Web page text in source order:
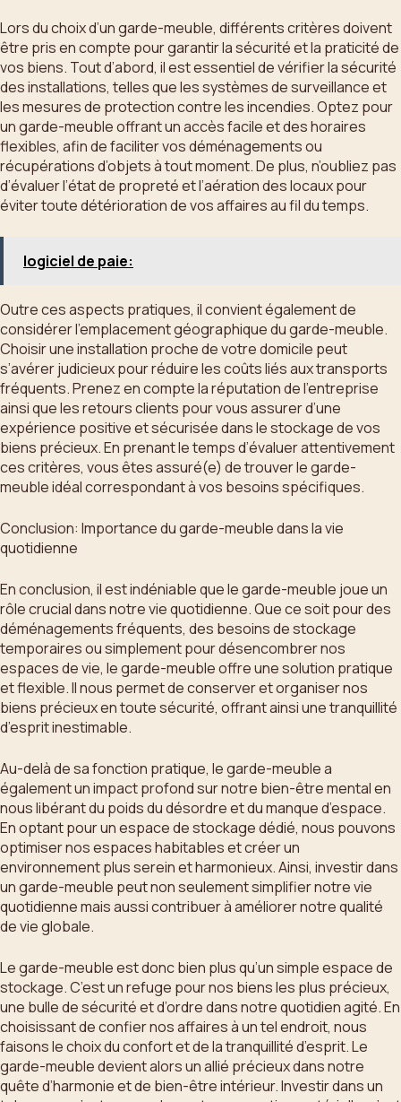
Lors du choix d’un garde-meuble, différents critères doivent
être pris en compte pour garantir la sécurité et la praticité de
vos biens. Tout d’abord, il est essentiel de vérifier la sécurité
des installations, telles que les systèmes de surveillance et
les mesures de protection contre les incendies. Optez pour
un garde-meuble offrant un accès facile et des horaires
flexibles, afin de faciliter vos déménagements ou
récupérations d’objets à tout moment. De plus, n’oubliez pas
d’évaluer l’état de propreté et l’aération des locaux pour
éviter toute détérioration de vos affaires au fil du temps.
logiciel de paie:
Outre ces aspects pratiques, il convient également de
considérer l’emplacement géographique du garde-meuble.
Choisir une installation proche de votre domicile peut
s’avérer judicieux pour réduire les coûts liés aux transports
fréquents. Prenez en compte la réputation de l’entreprise
ainsi que les retours clients pour vous assurer d’une
expérience positive et sécurisée dans le stockage de vos
biens précieux. En prenant le temps d’évaluer attentivement
ces critères, vous êtes assuré(e) de trouver le garde-
meuble idéal correspondant à vos besoins spécifiques.
Conclusion: Importance du garde-meuble dans la vie
quotidienne
En conclusion, il est indéniable que le garde-meuble joue un
rôle crucial dans notre vie quotidienne. Que ce soit pour des
déménagements fréquents, des besoins de stockage
temporaires ou simplement pour désencombrer nos
espaces de vie, le garde-meuble offre une solution pratique
et flexible. Il nous permet de conserver et organiser nos
biens précieux en toute sécurité, offrant ainsi une tranquillité
d’esprit inestimable.
Au-delà de sa fonction pratique, le garde-meuble a
également un impact profond sur notre bien-être mental en
nous libérant du poids du désordre et du manque d’espace.
En optant pour un espace de stockage dédié, nous pouvons
optimiser nos espaces habitables et créer un
environnement plus serein et harmonieux. Ainsi, investir dans
un garde-meuble peut non seulement simplifier notre vie
quotidienne mais aussi contribuer à améliorer notre qualité
de vie globale.
Le garde-meuble est donc bien plus qu’un simple espace de
stockage. C’est un refuge pour nos biens les plus précieux,
une bulle de sécurité et d’ordre dans notre quotidien agité. En
choisissant de confier nos affaires à un tel endroit, nous
faisons le choix du confort et de la tranquillité d’esprit. Le
garde-meuble devient alors un allié précieux dans notre
quête d’harmonie et de bien-être intérieur. Investir dans un